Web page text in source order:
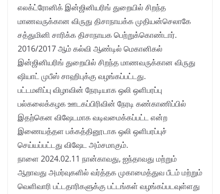
எலக்ட்ரோனிக் இன்ஜினியரிங் துறையில் சிறந்த
மாணவருக்கான விருது திசாநாயக்க முதியன்செலாகே
சத்துமினி சாரிக்க திசாநாயக பெற்றுக்கொண்டார்.
2016/2017 ஆம் கல்வி ஆண்டில் மெகானிகல்
இன்ஜினியரிங் துறையில் சிறந்த மாணவருக்கான விருது
ஷியாட் முபீஸ் சாஹிபுக்கு வழங்கப்பட்டது.
பட்டமளிப்பு விழாவின் நேரடியாக ஒலி ஒளிபரப்பு
பல்கலைக்கழக ஊடகப்பிரிவின் நேரடி கண்காணிப்பில்
இதற்கென விஷேடமாக வடிவமைக்கப்பட்ட என்ற
இணையத்தள பக்கத்தினூடாக ஒலி ஒளிபரப்புச்
செய்யப்பட்டது விஷேட அம்சமாகும்.
நாளை 2024.02.11 நான்காவது, ஐந்தாவது மற்றும்
ஆறாவது அமர்வுகளில் வர்த்தக முகாமைத்துவ பீடம் மற்றும்
வெளிவாரி பட்டதாரிகளுக்கு பட்டங்கள் வழங்கப்படவுள்ளது